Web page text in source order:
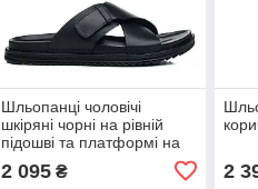
Шльопанці чоловічі
шкіряні чорні на рівній
підошві та платформі на
2 095₴ 2